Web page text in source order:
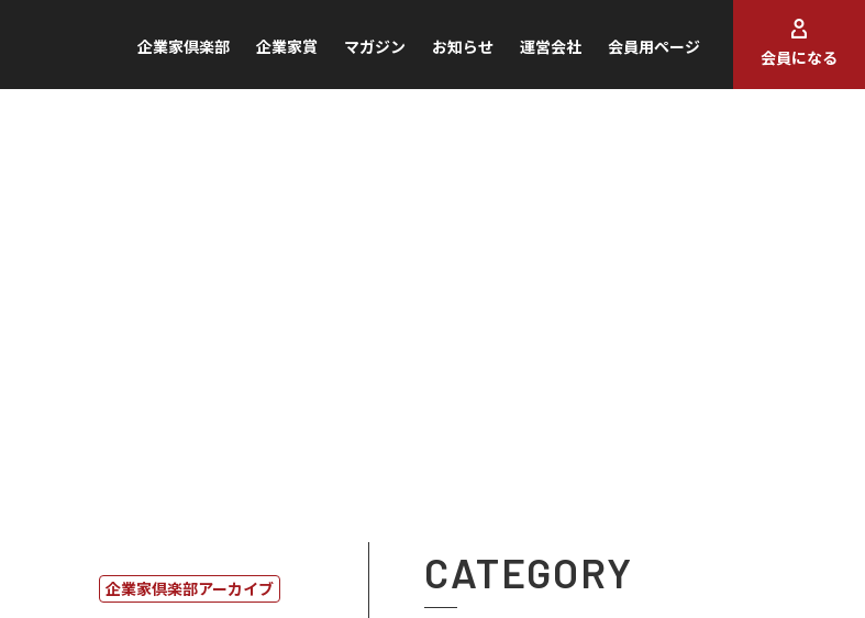
企業家倶楽部 企業家賞 マガジン お知らせ 運営会社 会員用ページ
会員になる
企業家倶楽部アーカイブ CATEGORY